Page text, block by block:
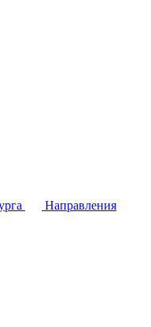
Направления